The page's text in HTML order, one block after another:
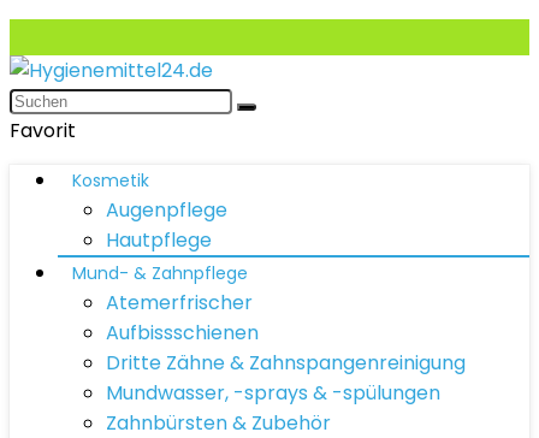
Favorit
Kosmetik
Augenpflege
Hautpflege
Mund- & Zahnpflege
Atemerfrischer
Aufbissschienen
Dritte Zähne & Zahnspangenreinigung
Mundwasser, -sprays & -spülungen
Zahnbürsten & Zubehör